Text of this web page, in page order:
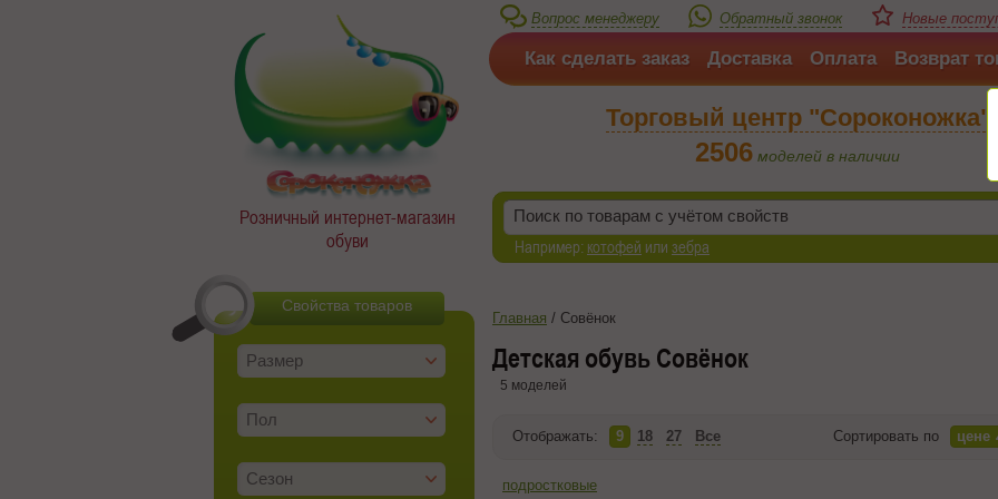
Розничный интернет-магазин
обуви
Например:котофей илизебра
Вопрос менеджеру Обратный звонок Новые
Как сделать заказ Доставка Оплата Возврат
Торговый центр "Сороконожка"
2506 моделей в наличии
Размер
Пол
Сезон
Свойства товаров
Главная / Совёнок
Детская обувь Совёнок
5 моделей
Отображать: 9 18 27 Все Сортировать по цене
подростковые